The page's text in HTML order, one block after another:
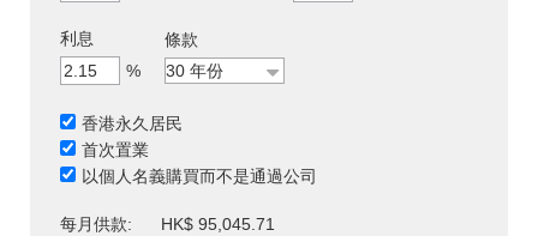
利息
%
條款
香港永久居民
首次置業
以個人名義購買而不是通過公司
每月供款:
HK$ 95,045.71